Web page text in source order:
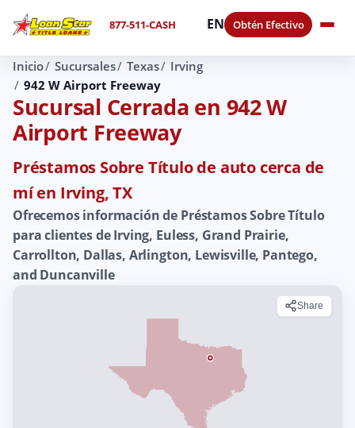
877-511-CASH EN Obtén Efectivo
Inicio Sucursales Texas
Irving
942 W Airport Freeway
Sucursal Cerrada en 942 W
Airport Freeway
Préstamos Sobre Título de auto cerca de
mí en Irving, TX
Ofrecemos información de Préstamos Sobre Título
para clientes de Irving, Euless, Grand Prairie,
Carrollton, Dallas, Arlington, Lewisville, Pantego,
and Duncanville
Share